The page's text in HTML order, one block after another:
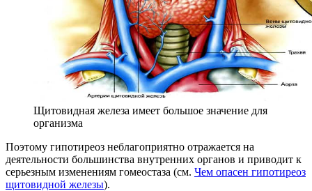
Щитовидная железа имеет большое значение для
организма
Поэтому гипотиреоз неблагоприятно отражается на
деятельности большинства внутренних органов и приводит к
серьезным изменениям гомеостаза (см. Чем опасен гипотиреоз
щитовидной железы).